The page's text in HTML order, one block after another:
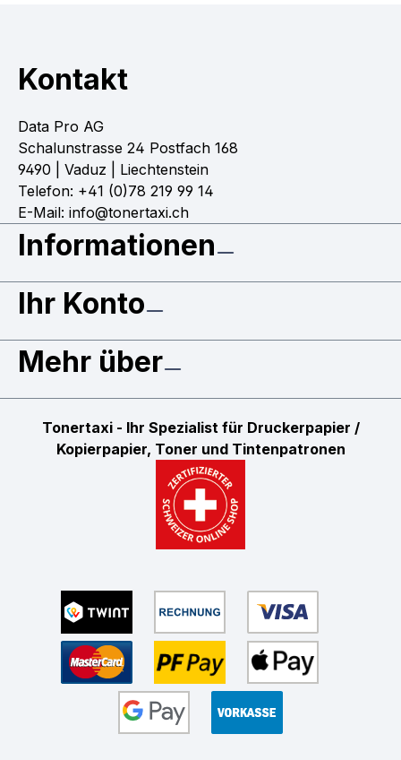
Kontakt
Data Pro AG
Schalunstrasse 24 Postfach 168
9490 | Vaduz | Liechtenstein
Telefon: +41 (0)78 219 99 14
E-Mail: info@tonertaxi.ch
Informationen
Ihr Konto
Mehr über
Tonertaxi - Ihr Spezialist für Druckerpapier /
Kopierpapier, Toner und Tintenpatronen